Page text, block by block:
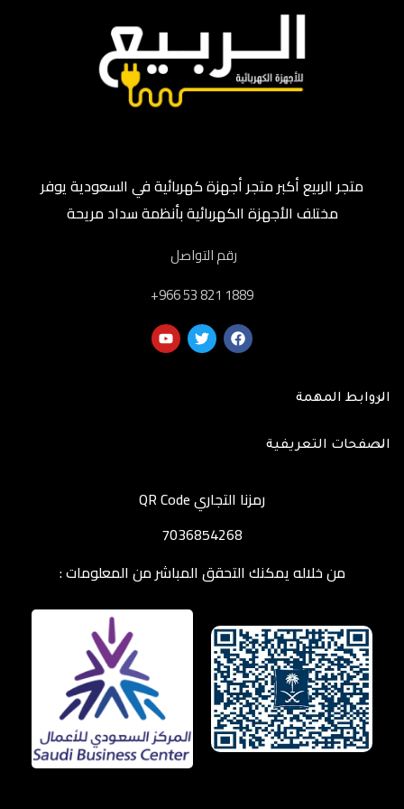
متجر الربيع أكبر متجر أجهزة كهربائية في السعودية يوفر
مختلف الأجهزة الكهربائية بأنظمة سداد مريحة
رقم التواصل
‎+966 53 821 1889
الروابط المهمة
الصفحات التعريفية
رمزنا التجاري QR Code
7036854268
من خلاله يمكنك التحقق المباشر من المعلومات :